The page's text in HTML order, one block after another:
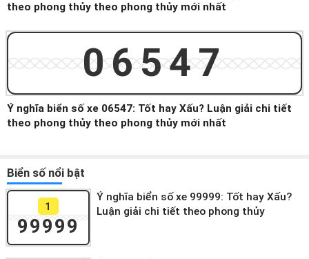
theo phong thủy theo phong thủy mới nhất
06547
Ý nghĩa biển số xe 06547: Tốt hay Xấu? Luận giải chi tiết
theo phong thủy theo phong thủy mới nhất
Biển số nổi bật
1
99999
Ý nghĩa biển số xe 99999: Tốt hay Xấu?
Luận giải chi tiết theo phong thủy